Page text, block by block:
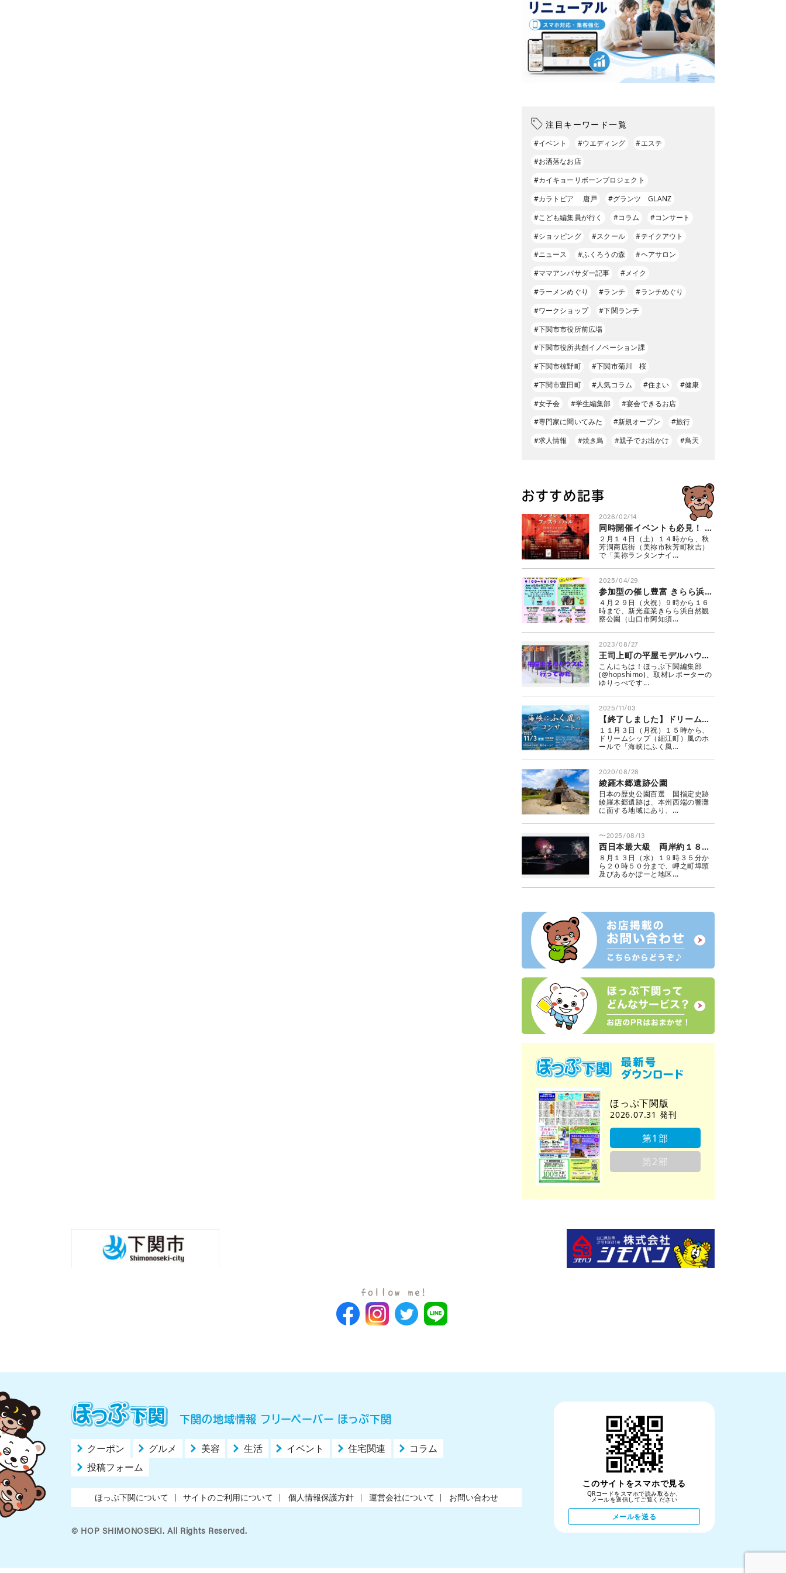
注目キーワード一覧
#イベント #ウエディング
#エステ
#お洒落なお店
#カイキョーリボーンプロジェクト
#カラトピア 唐戸
#グランツ GLANZ
#こども編集員が行く
#コラム
#コンサート
#ショッピング
#スクール
#テイクアウト
#ニュース
#ふくろうの森
#ヘアサロン
#ママアンバサダー記事
#メイク
#ラーメンめぐり
#ランチ
#ランチめぐり
#ワークショップ
#下関ランチ
#下関市市役所前広場
#下関市役所共創イノベーション課
#下関市椋野町
#下関市菊川 桜
#下関市豊田町
#人気コラム #住まい
#健康
#女子会
#学生編集部
#宴会できるお店
#専門家に聞いてみた
#新規オープン
#旅行
#求人情報
#焼き鳥 #親子でお出かけ #鳥天
おすすめ記事
2026/02/14
同時開催イベントも必見！ 美祢ランタンナイトフェスティバル
２月１４日（土）１４時から、秋
芳洞商店街（美祢市秋芳町秋吉）
で「美祢ランタンナイ...
2025/04/29
参加型の催し豊富 きらら浜で春まつり開催！
４月２９日（火祝）９時から１６
時まで、新光産業きらら浜自然観
察公園（山口市阿知須...
2023/08/27
王司上町の平屋モデルハウス2棟を紹介！～王司エリアの平屋を見に行こう！～
こんにちは！ほっぷ下関編集部
(@hopshimo)、取材レポーターの
ゆりっぺです...
2025/11/03
【終了しました】ドリームシップ 海峡にふく風のコンサート
１１月３日（月祝）１５時から、
ドリームシップ（細江町）風のホ
ールで「海峡にふく風...
2020/08/28
綾羅木郷遺跡公園
日本の歴史公園百選 国指定史跡
綾羅木郷遺跡は、本州西端の響灘
に面する地域にあり、...
〜2025/08/13
西日本最大級 両岸約１８０００発 関門海峡花火大会
８月１３日（水）１９時３５分か
ら２０時５０分まで、岬之町埠頭
及びあるかぽーと地区...
ほっぷ下関版
2026.07.31 発刊
第1部
第2部
下関の地域情報 フリーペーパー ほっぷ下関
クーポン グルメ 美容 生活 イベント 住宅関連
コラム
投稿フォーム
ほっぷ下関について サイトのご利用について 個人情報保護方針 運営会社について お問い合わせ
© HOP SHIMONOSEKI. All Rights Reserved.
このサイトをスマホで見る
QRコードをスマホで読み取るか、
メールを送信してご覧ください
メールを送る